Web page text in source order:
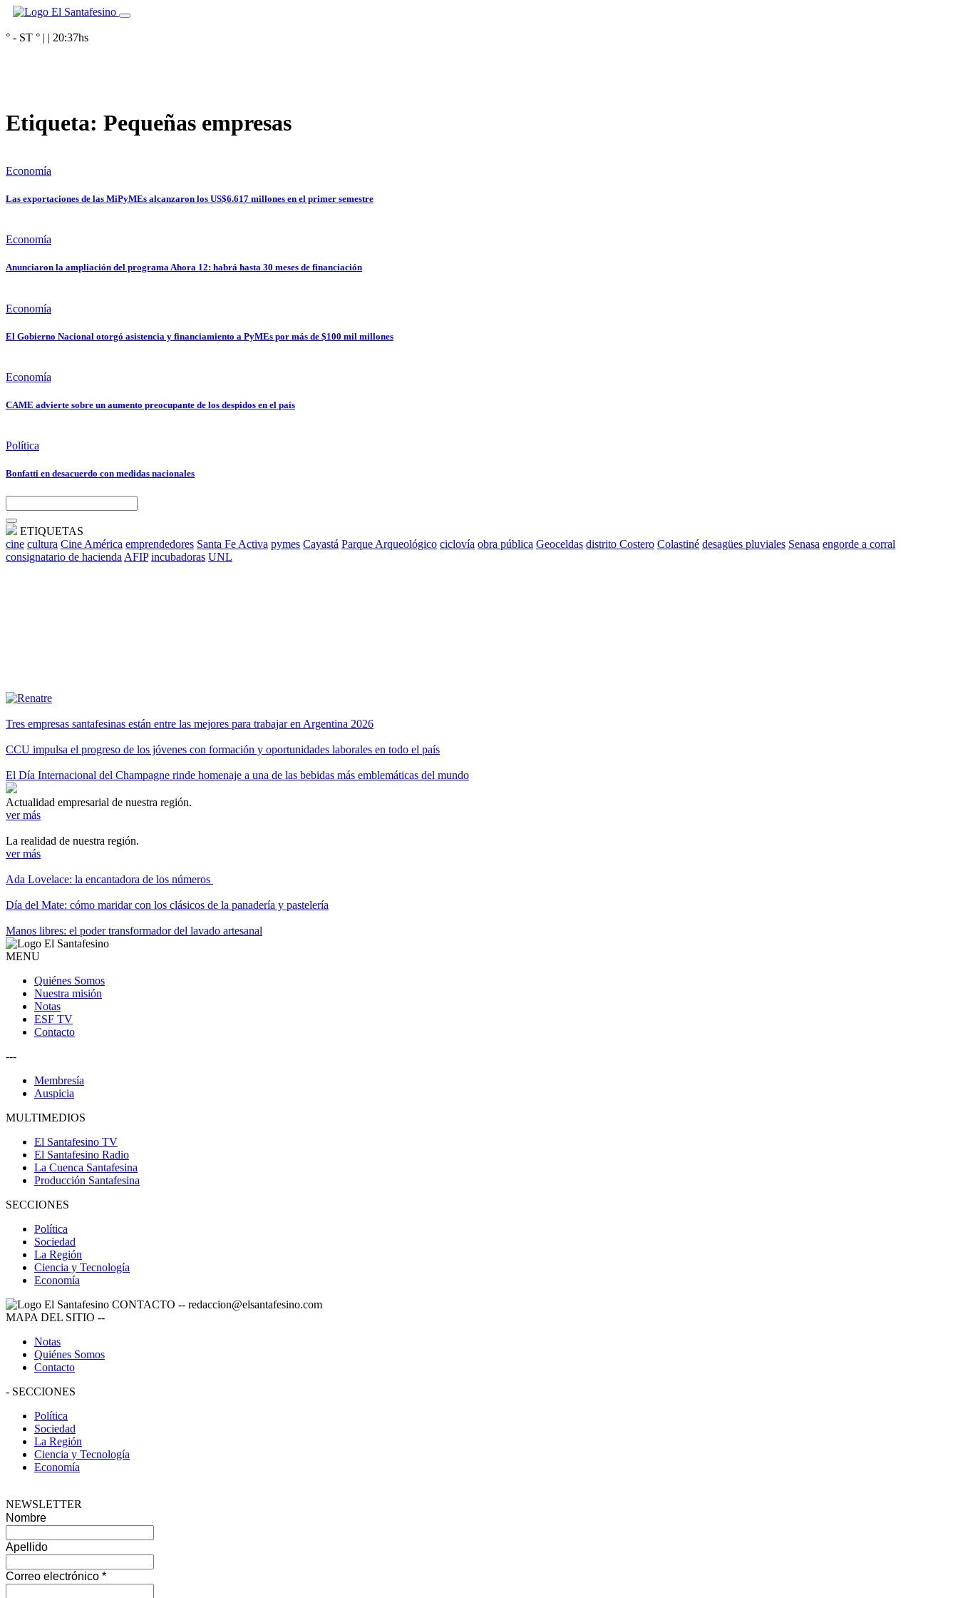
° - ST ° | | 20:37hs
Etiqueta: Pequeñas empresas
Economía
Las exportaciones de las MiPyMEs alcanzaron los US$6.617 millones en el primer semestre
Economía
Anunciaron la ampliación del programa Ahora 12: habrá hasta 30 meses de financiación
Economía
El Gobierno Nacional otorgó asistencia y financiamiento a PyMEs por más de $100 mil millones
Economía
CAME advierte sobre un aumento preocupante de los despidos en el país
Política
Bonfatti en desacuerdo con medidas nacionales
ETIQUETAS
cine cultura Cine América emprendedores Santa Fe Activa pymes Cayastá Parque Arqueológico ciclovía obra pública Geoceldas distrito Costero Colastiné desagües pluviales Senasa engorde a corral
consignatario de hacienda AFIP incubadoras UNL
Tres empresas santafesinas están entre las mejores para trabajar en Argentina 2026
CCU impulsa el progreso de los jóvenes con formación y oportunidades laborales en todo el país
El Día Internacional del Champagne rinde homenaje a una de las bebidas más emblemáticas del mundo
Actualidad empresarial de nuestra región.
ver más
La realidad de nuestra región.
ver más
Ada Lovelace: la encantadora de los números
Día del Mate: cómo maridar con los clásicos de la panadería y pastelería
Manos libres: el poder transformador del lavado artesanal
MENU
Quiénes Somos
Nuestra misión
Notas
ESF TV
Contacto
---
Membresía
Auspicia
MULTIMEDIOS
El Santafesino TV
El Santafesino Radio
La Cuenca Santafesina
Producción Santafesina
SECCIONES
Política
Sociedad
La Región
Ciencia y Tecnología
Economía
CONTACTO -- redaccion@elsantafesino.com
MAPA DEL SITIO --
Notas
Quiénes Somos
Contacto
- SECCIONES
Política
Sociedad
La Región
Ciencia y Tecnología
Economía
NEWSLETTER
Nombre
Apellido
Correo electrónico *